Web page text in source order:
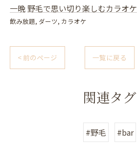
一晩野毛で思い切り楽しむカラオケ
飲み放題 ダーツ カラオケ
< 前のページ 一覧に戻る
関連タグ
#野毛 #bar